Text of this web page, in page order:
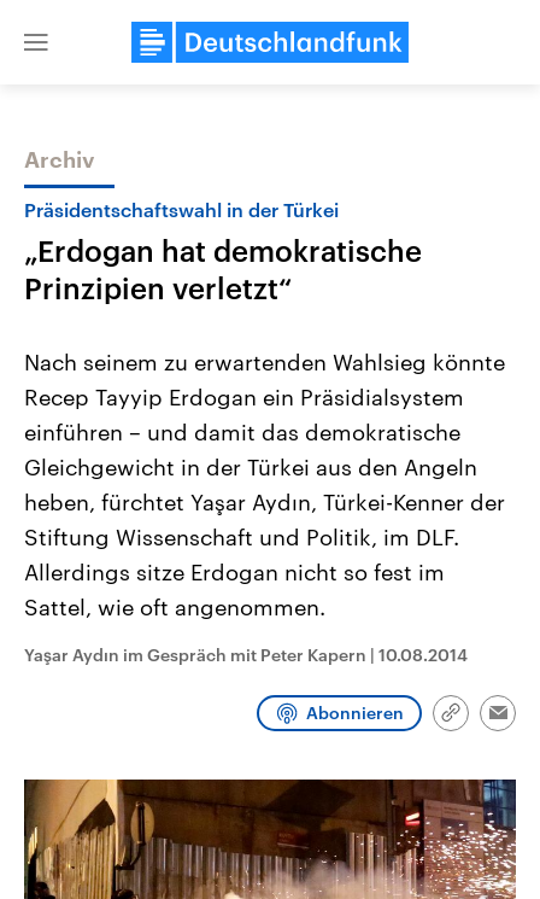
Close
Themen
Landtagswahl Sachsen-Anhalt
2026
Alle Informationen
Sachsen-Anhalt wählt am 6.
September 2026 einen neuen
Landtag. Seit 2021 wird das
Bundesland von einer Koalition aus
CDU, SPD und FDP regiert.-
Umfragen, Prognosen,
Wahlprogramme, aktuelle Berichte
und Hintergründe zu den Parteien
Wahl.
Aktuelle Beiträge,
Hintergründe
Wirtschaftlich und
gehören die Vereinigten
den mächtigsten Ländern
mit großem Einfluss auf
Sendungen Programm Podcasts
Archiv
Präsidentschaftswahl in der Türkei
„Erdogan hat demokratische
Prinzipien verletzt“
Nach seinem zu erwartenden Wahlsieg könnte
Recep Tayyip Erdogan ein Präsidialsystem
einführen – und damit das demokratische
Gleichgewicht in der Türkei aus den Angeln
heben, fürchtet Yaşar Aydın, Türkei-Kenner der
Stiftung Wissenschaft und Politik, im DLF.
Allerdings sitze Erdogan nicht so fest im
Sattel, wie oft angenommen.
Yaşar Aydın im Gespräch mit Peter Kapern | 10.08.2014
Abonnieren
Link